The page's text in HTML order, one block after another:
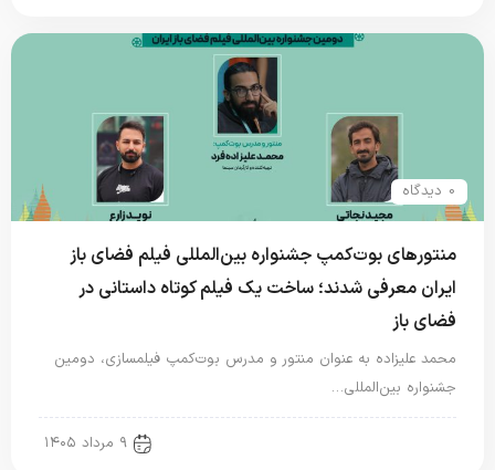
0 دیدگاه
منتورهای بوت‌کمپ جشنواره بین‌المللی فیلم فضای باز
ایران معرفی شدند؛ ساخت یک فیلم کوتاه داستانی در
فضای باز
محمد علیزاده به عنوان منتور و مدرس بوت‌کمپ فیلمسازی، دومین
جشنواره بین‌المللی…
۹ مرداد ۱۴۰۵